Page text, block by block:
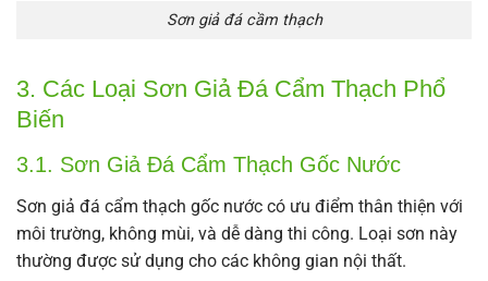
Sơn giả đá cầm thạch
3. Các Loại Sơn Giả Đá Cẩm Thạch Phổ
Biến
3.1. Sơn Giả Đá Cẩm Thạch Gốc Nước
Sơn giả đá cẩm thạch gốc nước có ưu điểm thân thiện với
môi trường, không mùi, và dễ dàng thi công. Loại sơn này
thường được sử dụng cho các không gian nội thất.